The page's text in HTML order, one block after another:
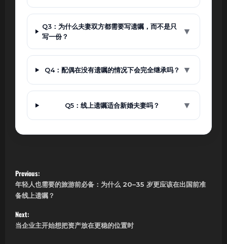
Q3：为什么夫妻双方都需要写遗嘱，而不是只
写一份？
▼
Q4：配偶在没有遗嘱的情况下会完全继承吗？ ▼
Q5：线上遗嘱适合新婚夫妻吗？ ▼
P
o
s
t
Previous:
年轻人也需要的旅游前必备：为什么 20–35 岁更应该在出国前准
备线上遗嘱？
Next:
当企业主开始想把资产放在更稳的位置时